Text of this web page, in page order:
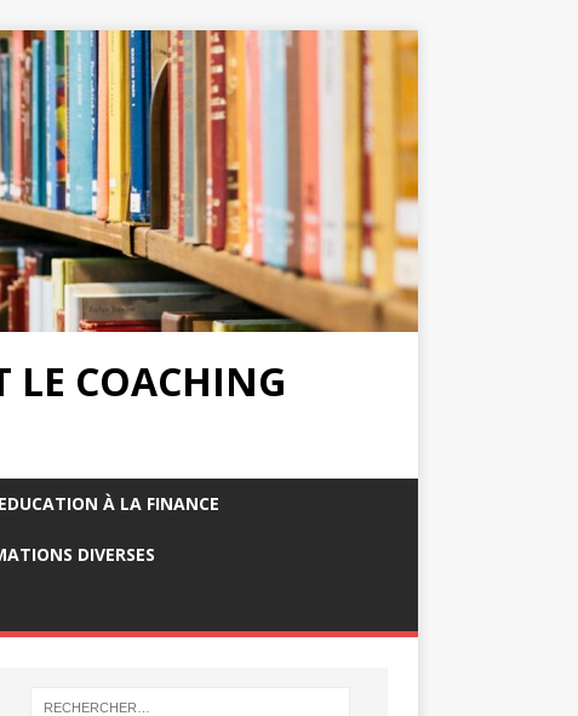
LE COACHING
EDUCATION À LA FINANCE
DIVERSES